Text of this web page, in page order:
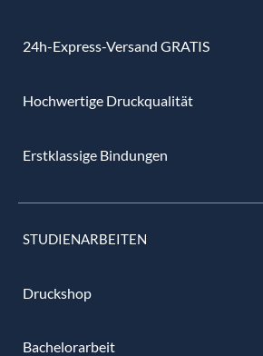
24h-Express-Versand GRATIS
Hochwertige Druckqualität
Erstklassige Bindungen
STUDIENARBEITEN
Druckshop
Bachelorarbeit